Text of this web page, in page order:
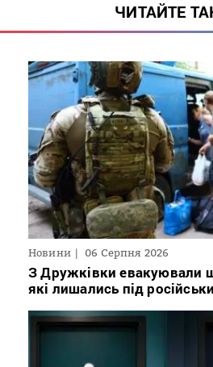
ЧИТАЙТЕ
Новини 06 Серпня 2026
З Дружківки евакуювали
які лишались під